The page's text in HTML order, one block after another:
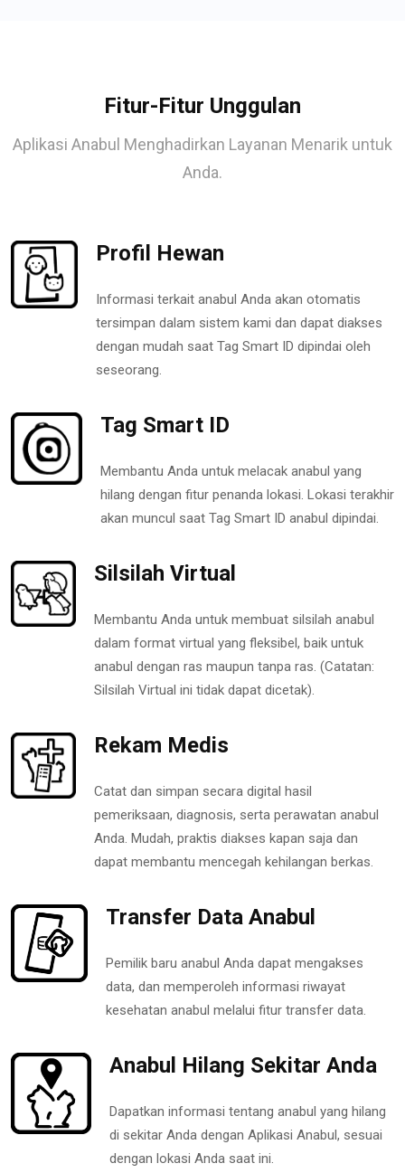
Fitur-Fitur Unggulan
Aplikasi Anabul Menghadirkan Layanan Menarik untuk
Anda.
Profil Hewan
Informasi terkait anabul Anda akan otomatis
tersimpan dalam sistem kami dan dapat diakses
dengan mudah saat Tag Smart ID dipindai oleh
seseorang.
Tag Smart ID
Membantu Anda untuk melacak anabul yang
hilang dengan fitur penanda lokasi. Lokasi terakhir
akan muncul saat Tag Smart ID anabul dipindai.
Silsilah Virtual
Membantu Anda untuk membuat silsilah anabul
dalam format virtual yang fleksibel, baik untuk
anabul dengan ras maupun tanpa ras. (Catatan:
Silsilah Virtual ini tidak dapat dicetak).
Rekam Medis
Catat dan simpan secara digital hasil
pemeriksaan, diagnosis, serta perawatan anabul
Anda. Mudah, praktis diakses kapan saja dan
dapat membantu mencegah kehilangan berkas.
Transfer Data Anabul
Pemilik baru anabul Anda dapat mengakses
data, dan memperoleh informasi riwayat
kesehatan anabul melalui fitur transfer data.
Anabul Hilang Sekitar Anda
Dapatkan informasi tentang anabul yang hilang
di sekitar Anda dengan Aplikasi Anabul, sesuai
dengan lokasi Anda saat ini.